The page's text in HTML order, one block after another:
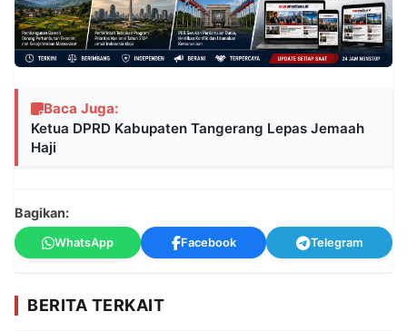
Baca Juga:
Ketua DPRD Kabupaten Tangerang Lepas Jemaah
Haji
Bagikan:
WhatsApp Facebook Telegram
BERITA TERKAIT